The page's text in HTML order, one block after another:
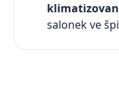
salonek ve